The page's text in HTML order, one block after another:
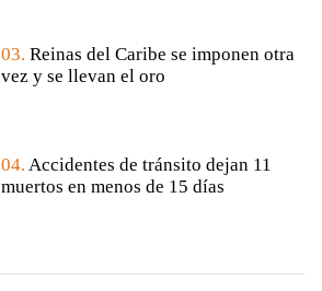
03. Reinas del Caribe se imponen otra
vez y se llevan el oro
04. Accidentes de tránsito dejan 11
muertos en menos de 15 días